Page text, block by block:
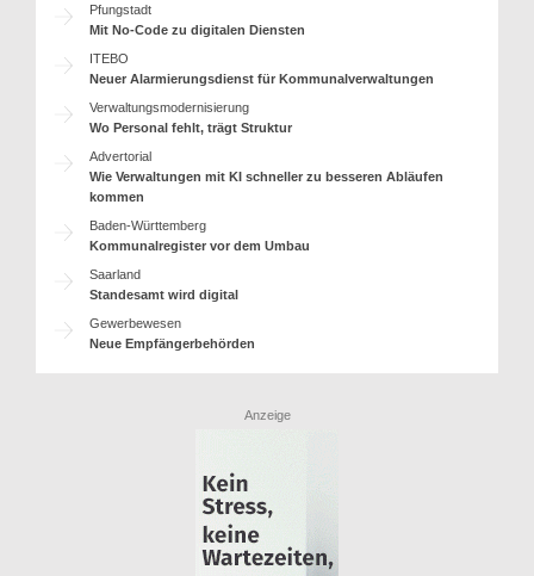
Pfungstadt
Mit No-Code zu digitalen Diensten
ITEBO
Neuer Alarmierungsdienst für Kommunalverwaltungen
Verwaltungsmodernisierung
Wo Personal fehlt, trägt Struktur
Advertorial
Wie Verwaltungen mit KI schneller zu besseren Abläufen
kommen
Baden-Württemberg
Kommunalregister vor dem Umbau
Saarland
Standesamt wird digital
Gewerbewesen
Neue Empfängerbehörden
Anzeige